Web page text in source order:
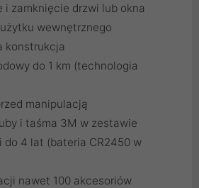
i zamknięcie drzwi lub okna
wewnętrznego
konstrukcja
do 1 km (technologia
manipulacją
i taśma 3M w zestawie
4 lat (bateria CR2450 w
nawet 100 akcesoriów